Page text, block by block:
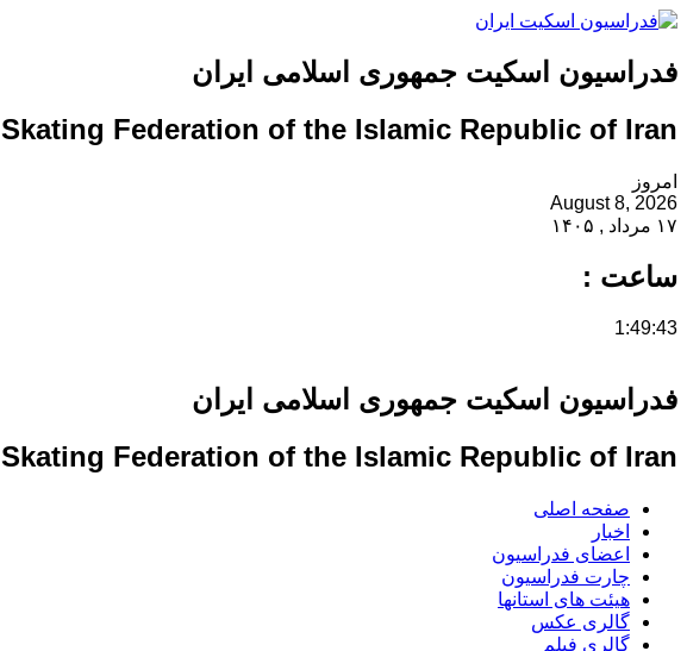
فدراسیون اسکیت جمهوری اسلامی ایران
Skating Federation of the Islamic Republic of Iran
امروز
August 8, 2026
۱۷ مرداد , ۱۴۰۵
ساعت :
1:49:43
فدراسیون اسکیت جمهوری اسلامی ایران
Skating Federation of the Islamic Republic of Iran
صفحه اصلی
اخبار
اعضای فدراسیون
چارت فدراسیون
هیئت های استانها
گالری عکس
گالری فیلم